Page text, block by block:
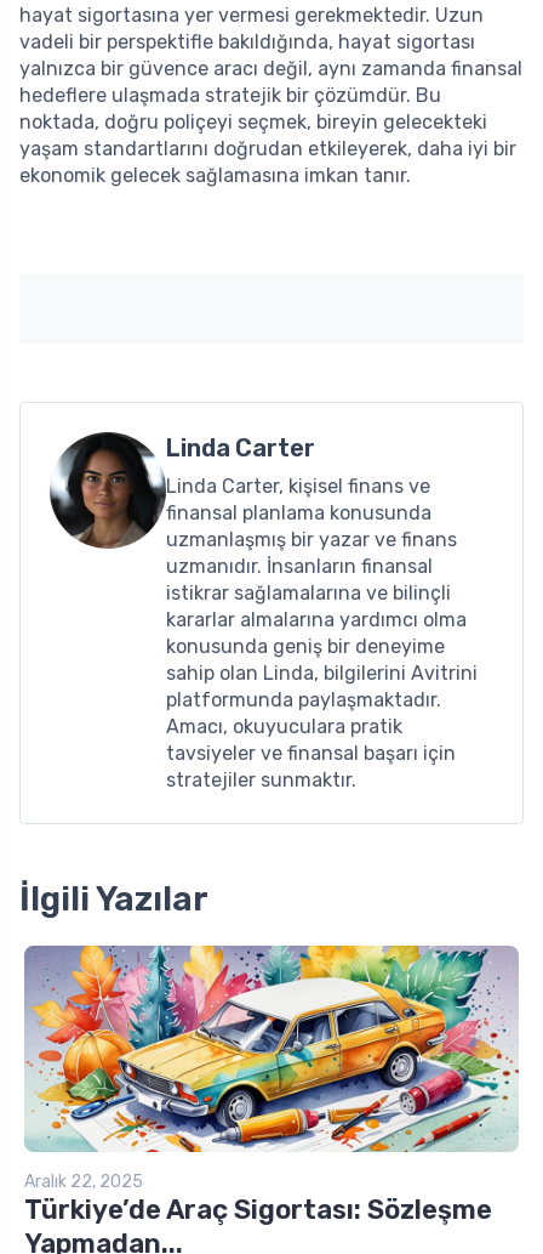
hayat sigortasına yer vermesi gerekmektedir. Uzun
vadeli bir perspektifle bakıldığında, hayat sigortası
yalnızca bir güvence aracı değil, aynı zamanda finansal
hedeflere ulaşmada stratejik bir çözümdür. Bu
noktada, doğru poliçeyi seçmek, bireyin gelecekteki
yaşam standartlarını doğrudan etkileyerek, daha iyi bir
ekonomik gelecek sağlamasına imkan tanır.
Linda Carter
Linda Carter, kişisel finans ve
finansal planlama konusunda
uzmanlaşmış bir yazar ve finans
uzmanıdır. İnsanların finansal
istikrar sağlamalarına ve bilinçli
kararlar almalarına yardımcı olma
konusunda geniş bir deneyime
sahip olan Linda, bilgilerini Avitrini
platformunda paylaşmaktadır.
Amacı, okuyuculara pratik
tavsiyeler ve finansal başarı için
stratejiler sunmaktır.
İlgili Yazılar
Aralık 22, 2025
Türkiye’de Araç Sigortası: Sözleşme
Yapmadan...